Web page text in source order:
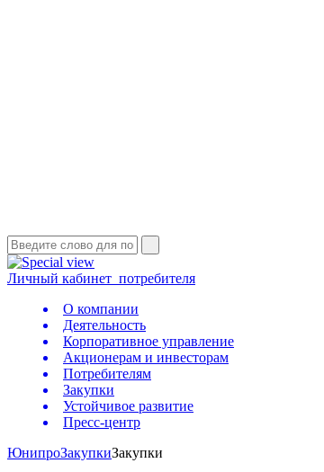
Личный кабинет потребителя
О компании
Деятельность
Корпоративное управление
Акционерам и инвесторам
Потребителям
Закупки
Устойчивое развитие
Пресс-центр
ЮнипроЗакупкиЗакупки